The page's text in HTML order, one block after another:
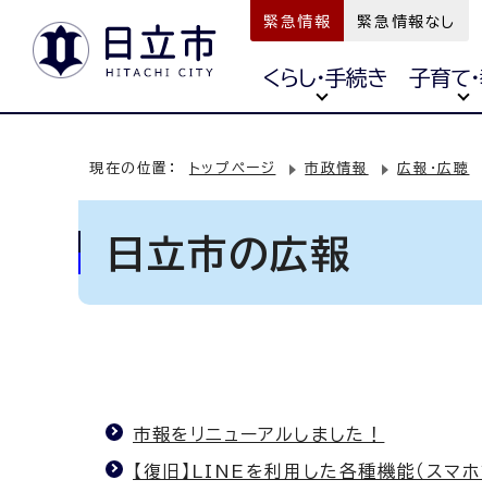
緊急情報 緊急情報なし
くらし・手続き 子育て
現在の位置： トップページ 市政情報 広報・広聴
日立市の広報
市報をリニューアルしました！
【復旧】LINEを利用した各種機能（スマ